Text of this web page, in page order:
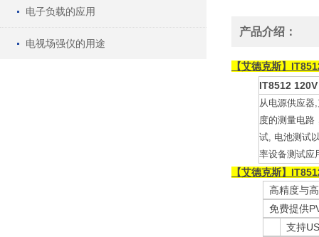
电子负载的应用
电视场强仪的用途
产品介绍：
【艾德克斯】
IT8512
从电源供应器
度的测量电路
试, 电池测试
率设备测试应
【艾德克斯】
高精度与
免费提供
支持